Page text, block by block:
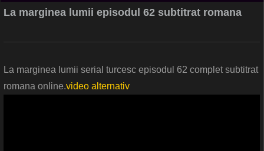
La marginea lumii episodul 62 subtitrat romana
La marginea lumii serial turcesc episodul 62 complet subtitrat
romana online.video alternativ